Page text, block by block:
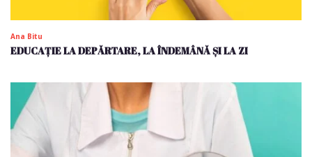
Ana Bitu
EDUCAȚIE LA DEPĂRTARE, LA ÎNDEMÂNĂ ȘI LA ZI